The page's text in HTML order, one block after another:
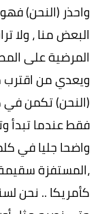
واحذر (النحن)
البعض منا ، ولا
المرضية على
ويعدي من اقترب
(النحن) تكمن في
فقط عندما تبدأ
واضحا جليا في
،المستفزة
كأمريكا .. نحن